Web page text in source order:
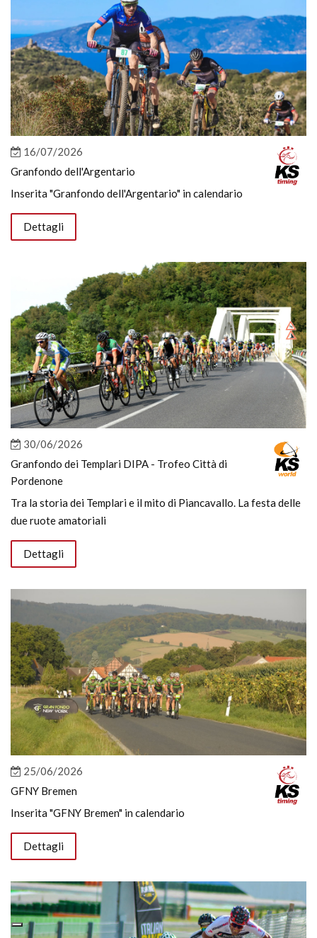
16/07/2026
Granfondo dell'Argentario
Inserita "Granfondo dell'Argentario" in calendario
Dettagli
30/06/2026
Granfondo dei Templari DIPA - Trofeo Città di
Pordenone
Tra la storia dei Templari e il mito di Piancavallo. La festa delle
due ruote amatoriali
Dettagli
25/06/2026
GFNY Bremen
Inserita "GFNY Bremen" in calendario
Dettagli